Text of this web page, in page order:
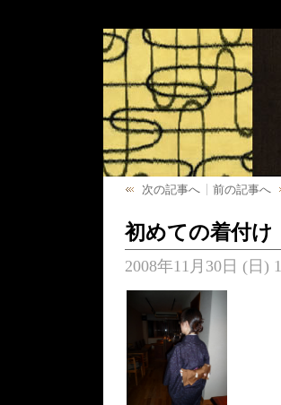
次の記事へ 前の記事へ
初めての着付け
2008年11月30日 (日)